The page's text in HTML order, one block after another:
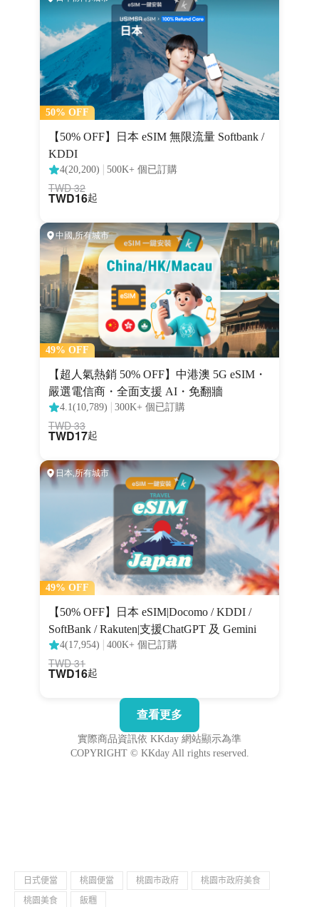
日式便當 桃園便當 桃園市政府
桃園市政府美食
桃園美食
飯糰